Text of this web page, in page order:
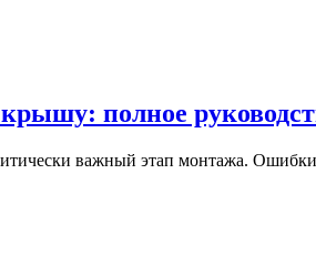
полное
важный этап монтажа.